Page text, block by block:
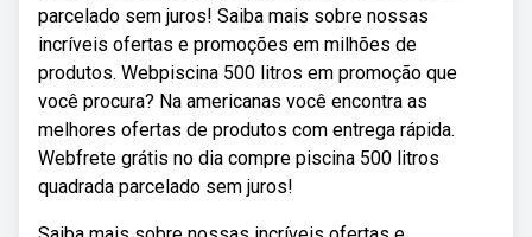
parcelado sem juros! Saiba mais sobre nossas
incríveis ofertas e promoções em milhões de
produtos. Webpiscina 500 litros em promoção que
você procura? Na americanas você encontra as
melhores ofertas de produtos com entrega rápida.
Webfrete grátis no dia compre piscina 500 litros
quadrada parcelado sem juros!